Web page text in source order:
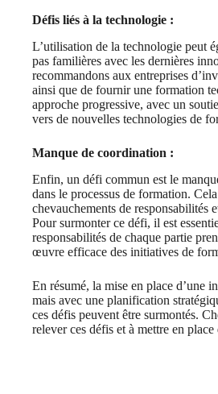
Défis liés à la technologie :
L’utilisation de la technologie peut
pas familières avec les dernières
recommandons aux entreprises
ainsi que de fournir une formation
approche progressive, avec un
vers de nouvelles technologies de
Manque de coordination :
Enfin, un défi commun est le
dans le processus de formation.
chevauchements de responsabilités
Pour surmonter ce défi, il est
responsabilités de chaque partie
œuvre efficace des initiatives de
En résumé, la mise en place d’une
mais avec une planification
ces défis peuvent être surmontés.
relever ces défis et à mettre en